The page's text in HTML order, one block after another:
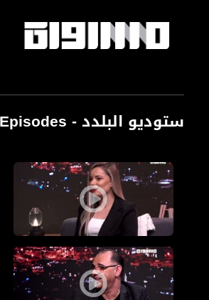
ستوديو البلدد - Episodes
ستوديو البلد: فن النهايات
ستوديو البلد: في الميلاد ينبت الحب
Pages